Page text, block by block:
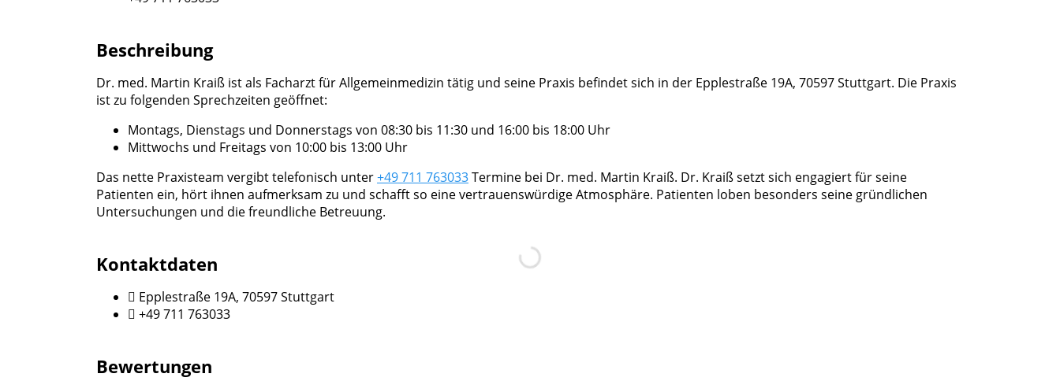
Beschreibung
Dr. med. Martin Kraiß ist als Facharzt für Allgemeinmedizin tätig und seine Praxis befindet sich in der Epplestraße 19A, 70597 Stuttgart. Die Praxis
ist zu folgenden Sprechzeiten geöffnet:
Montags, Dienstags und Donnerstags von 08:30 bis 11:30 und 16:00 bis 18:00 Uhr
Mittwochs und Freitags von 10:00 bis 13:00 Uhr
Das nette Praxisteam vergibt telefonisch unter+49 711 763033Termine bei Dr. med. Martin Kraiß. Dr. Kraiß setzt sich engagiert für seine
Patienten ein, hört ihnen aufmerksam zu und schafft so eine vertrauenswürdige Atmosphäre. Patienten loben besonders seine gründlichen
Untersuchungen und die freundliche Betreuung.
Kontaktdaten
Epplestraße 19A, 70597 Stuttgart
+49 711 763033
Bewertungen